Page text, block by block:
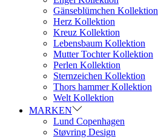
Gänseblümchen Kollektion
Herz Kollektion
Kreuz Kollektion
Lebensbaum Kollektion
Mutter Tochter Kollektion
Perlen Kollektion
Sternzeichen Kollektion
Thors hammer Kollektion
Welt Kollektion
MARKEN
Lund Copenhagen
Støvring Design